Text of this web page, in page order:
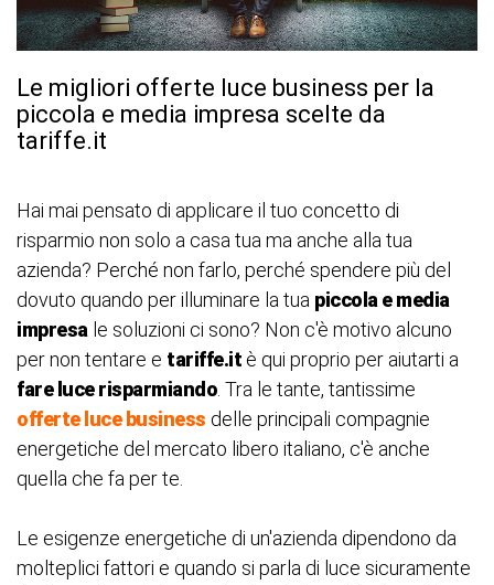
Le migliori offerte luce business per la
piccola e media impresa scelte da
tariffe.it
Hai mai pensato di applicare il tuo concetto di
risparmio non solo a casa tua ma anche alla tua
azienda? Perché non farlo, perché spendere più del
dovuto quando per illuminare la tua piccola e media
impresale soluzioni ci sono? Non c'è motivo alcuno
per non tentare e tariffe.it è qui proprio per aiutarti a
fare luce risparmiando. Tra le tante, tantissime
offerte luce business delle principali compagnie
energetiche del mercato libero italiano, c'è anche
quella che fa per te.
Le esigenze energetiche di un'azienda dipendono da
molteplici fattori e quando si parla di luce sicuramente